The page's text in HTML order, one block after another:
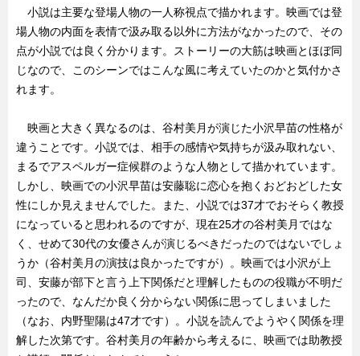
小説は主要な登場人物の一人称視点で描かれます。映画では登
場人物の内面を表情で汲み取る以外に方法がなかったので、その
点が小説では良く分かります。ストーリーの大筋は映画とほぼ同
じなので、このシーンではこんな風に考えていたのかと気付かさ
れます。
映画と大きく異なるのは、谷村美月が演じた小沢早苗の性格が
違うことです。小説では、相手の感情や気持ちが汲み取れない、
まるでアスペルガー症候群のような人物として描かれています。
しかし、映画での小沢早苗は安藤聡に恋心を抱くおどおどした女
性にしか見えませんでした。また、小説では37才でおそらく教授
になっていると思われるのですが、現在25才の谷村美月ではな
く、せめて30代の女優さんが演じるべきだったのではないでしょ
うか（谷村美月の演技は良かったですが）。映画では小沢が上
司、安藤が部下と言う上下関係だと理解したものの役職が不明だ
ったので、なんだか良く分からない関係に思ってしまいました
（なお、内野聖陽は47才です）。小説を読んでようやく関係を理
解した次第です。谷村美月の年齢から考えるに、映画では助教授